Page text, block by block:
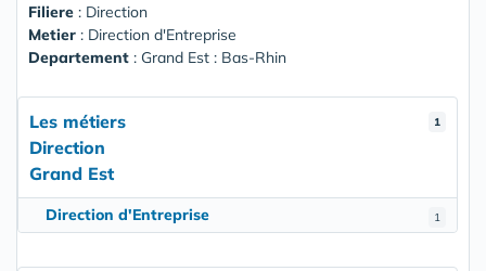
Filiere : Direction
Metier : Direction d'Entreprise
Departement : Grand Est : Bas-Rhin
1
Les métiers
Direction
Grand Est
1
Direction d'Entreprise